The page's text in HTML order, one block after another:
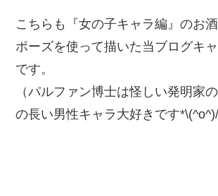
こちらも『女の子キャラ編』のお
ポーズを使って描いた当ブログキ
です。
（パルファン博士は怪しい発明家
の長い男性キャラ大好きです*\(^o^)/